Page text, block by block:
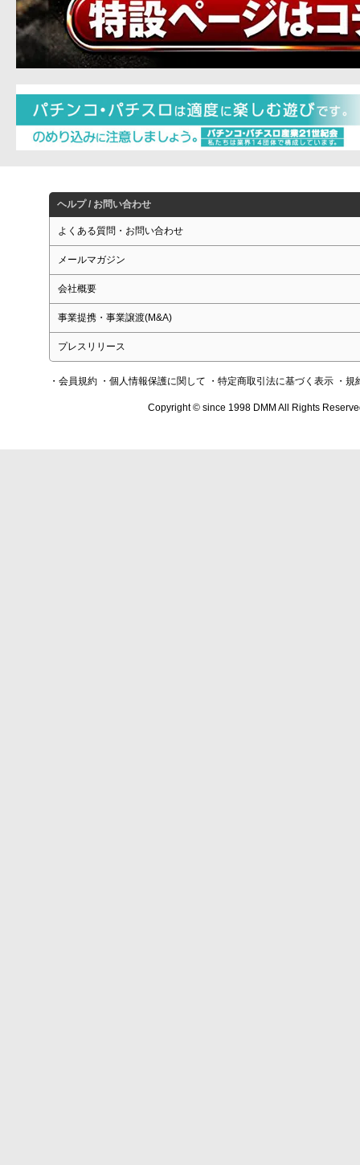
ヘルプ / お問い合わせ
よくある質問・お問い合わせ
メールマガジン
会社概要
事業提携・事業譲渡(M&A)
プレスリリース
・会員規約 ・個人情報保護に関して ・特定商取引法に基づく表示 ・規
Copyright © since 1998 DMM All Rights